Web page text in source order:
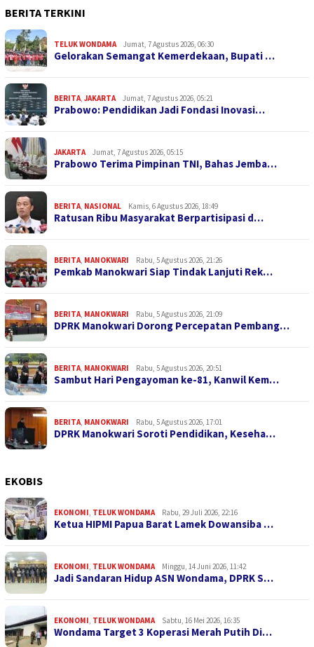
BERITA TERKINI
TELUK WONDAMA Jumat, 7 Agustus 2026, 06:30
Gelorakan Semangat Kemerdekaan, Bupati …
BERITA JAKARTA Jumat, 7 Agustus 2026, 05:21
Prabowo: Pendidikan Jadi Fondasi Inovasi…
JAKARTA Jumat, 7 Agustus 2026, 05:15
Prabowo Terima Pimpinan TNI, Bahas Jemba…
BERITA NASIONAL Kamis, 6 Agustus 2026, 18:49
Ratusan Ribu Masyarakat Berpartisipasi d…
BERITA MANOKWARI Rabu, 5 Agustus 2026, 21:26
Pemkab Manokwari Siap Tindak Lanjuti Rek…
BERITA MANOKWARI Rabu, 5 Agustus 2026, 21:09
DPRK Manokwari Dorong Percepatan Pembang…
BERITA MANOKWARI Rabu, 5 Agustus 2026, 20:51
Sambut Hari Pengayoman ke-81, Kanwil Kem…
BERITA MANOKWARI Rabu, 5 Agustus 2026, 17:01
DPRK Manokwari Soroti Pendidikan, Keseha…
EKOBIS
EKONOMI TELUK WONDAMA Rabu, 29 Juli 2026, 22:16
Ketua HIPMI Papua Barat Lamek Dowansiba …
EKONOMI TELUK WONDAMA Minggu, 14 Juni 2026, 11:42
Jadi Sandaran Hidup ASN Wondama, DPRK S…
EKONOMI TELUK WONDAMA Sabtu, 16 Mei 2026, 16:35
Wondama Target 3 Koperasi Merah Putih Di…